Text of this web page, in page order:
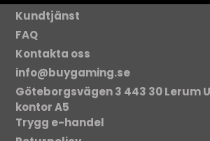
Kundtjänst
FAQ
Kontakta oss
info@buygaming.se
Göteborgsvägen 3 443 30 Lerum
kontor A5
Trygg e-handel